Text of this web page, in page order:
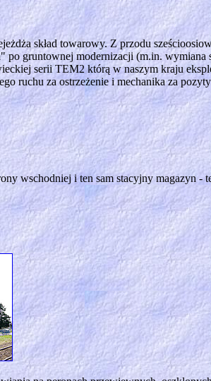
skład towarowy. Z przodu
po gruntownej modernizacji (m.in.
serii TEM2 którą w naszym kraju
ruchu za ostrzeżenie i mechanika za
wschodniej i ten sam stacyjny magazyn